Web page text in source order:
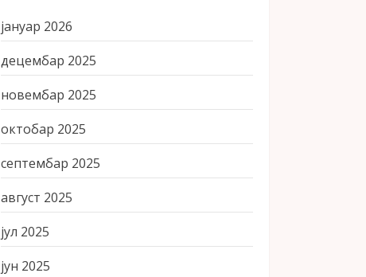
јануар 2026
децембар 2025
новембар 2025
октобар 2025
септембар 2025
август 2025
јул 2025
јун 2025